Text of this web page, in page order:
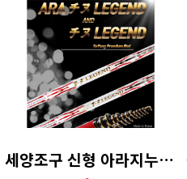
세양조구 신형 아라지누레전드 1-530 ★★ 20주년 할인 ★★